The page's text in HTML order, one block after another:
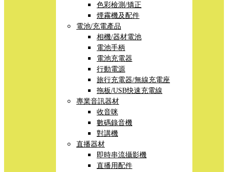
色彩檢測/矯正
煙霧機及配件
電池/充電產品
相機/器材電池
電池手柄
電池充電器
行動電源
旅行充電器/無線充電座
拖板/USB快速充電線
專業音訊器材
收音咪
數碼錄音機
對講機
直播器材
即時串流攝影機
直播用配件